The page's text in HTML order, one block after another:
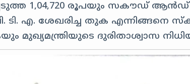
1,04,720 രൂപയും സകൗഡ്
ടി. എ. ശേഖരിച്ച തുക എന്നിങ്ങനെ
മുഖ്യമന്ത്രിയുടെ ദുരിതാശ്വാസ